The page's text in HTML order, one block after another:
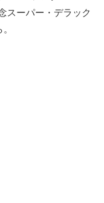
スーパー・デラック